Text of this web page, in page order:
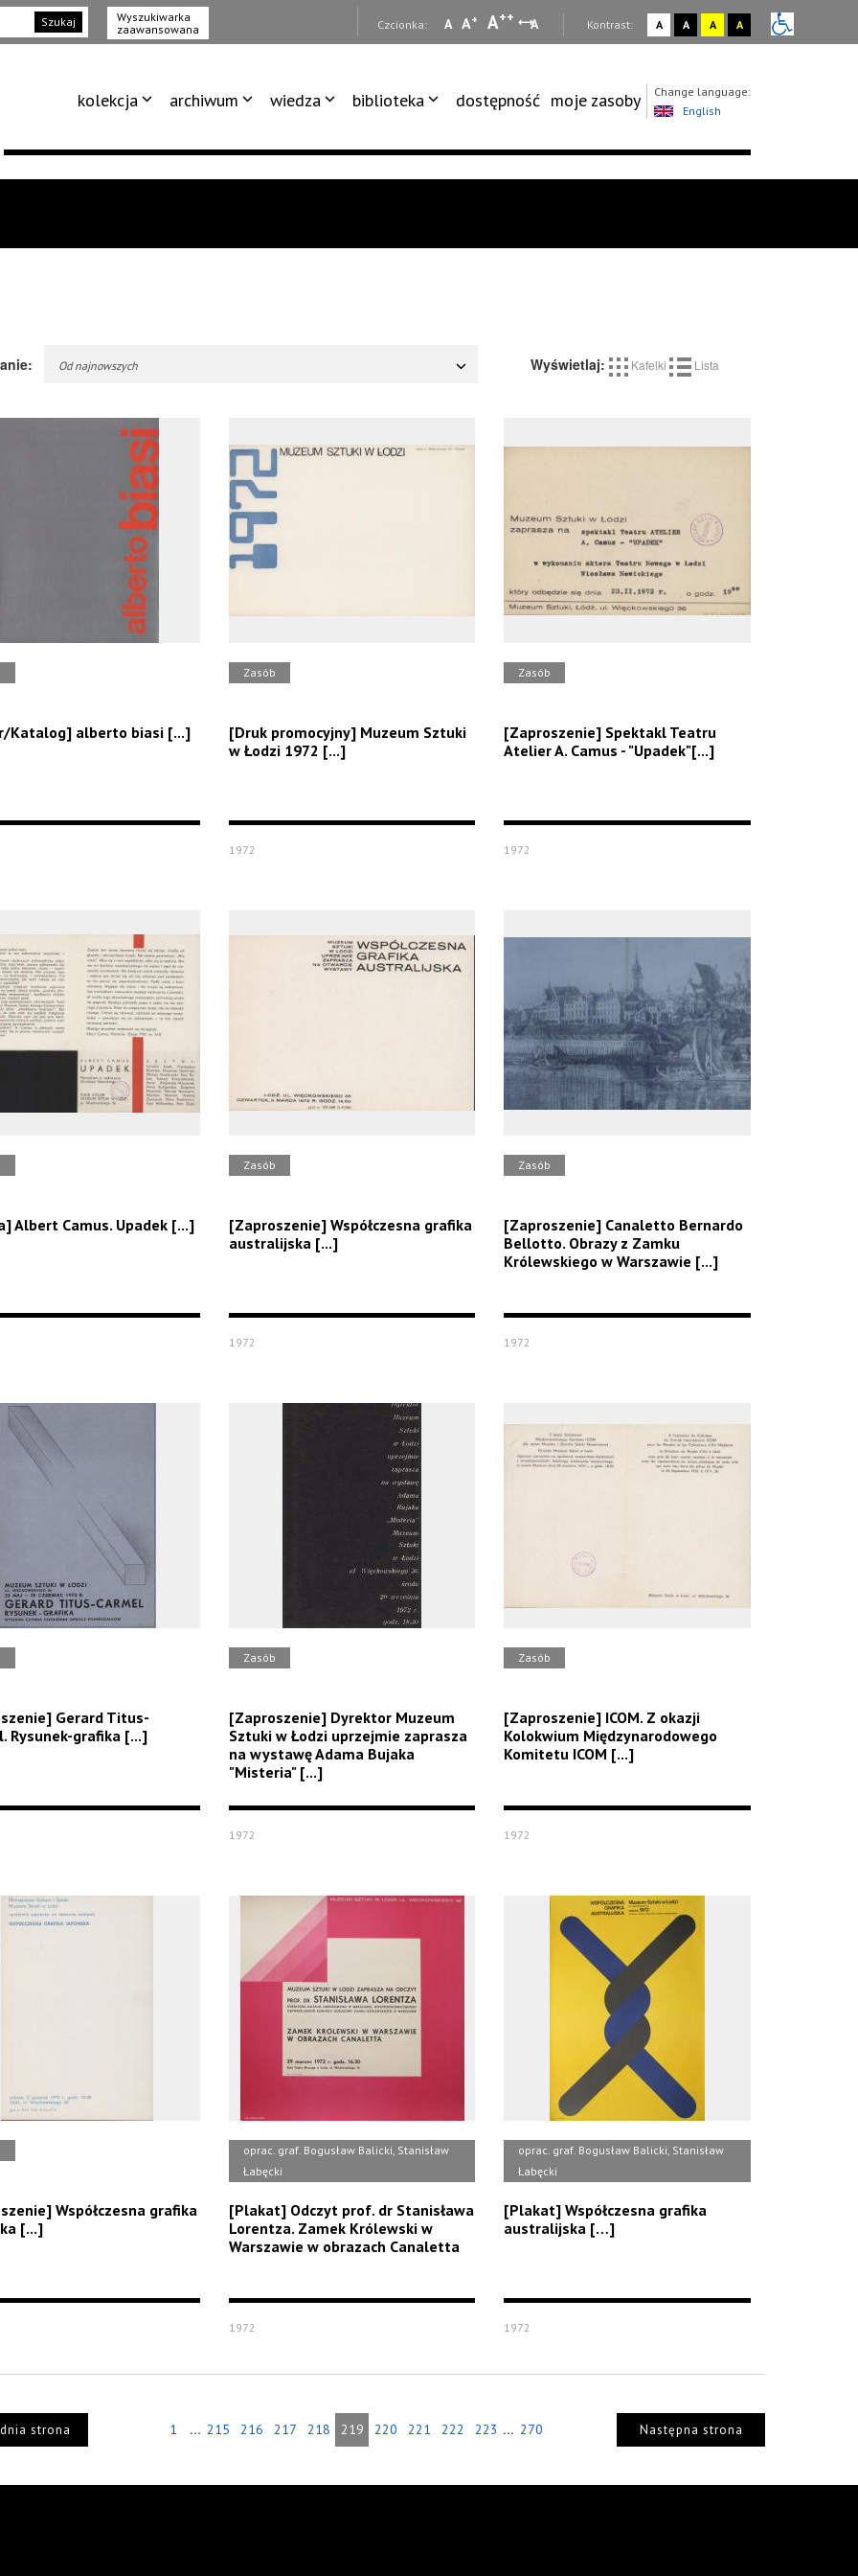
Szukaj
Wyszukiwarka
zaawansowana
Czcionka: A A+ A++ A Kontrast: A A A A
kolekcja archiwum wiedza biblioteka dostępność moje zasoby
Change language:
English
Od najnowszych Wyświetlaj: Kafelki Lista
Katalog] alberto biasi [...]
Zasób
[Druk promocyjny] Muzeum Sztuki
w Łodzi 1972 [...]
1972
Zasób
[Zaproszenie] Spektakl Teatru
Atelier A. Camus - "Upadek"[...]
1972
Albert Camus. Upadek [...]
Zasób
[Zaproszenie] Współczesna grafika
australijska [...]
1972
Zasób
[Zaproszenie] Canaletto Bernardo
Bellotto. Obrazy z Zamku
Królewskiego w Warszawie [...]
1972
Gerard Titus-
Rysunek-grafika [...]
Zasób
[Zaproszenie] Dyrektor Muzeum
Sztuki w Łodzi uprzejmie zaprasza
na wystawę Adama Bujaka
"Misteria" [...]
1972
Zasób
[Zaproszenie] ICOM. Z okazji
Kolokwium Międzynarodowego
Komitetu ICOM [...]
1972
Współczesna grafika
[...]
oprac. graf. Bogusław Balicki, Stanisław
Łabęcki
[Plakat] Odczyt prof. dr Stanisława
Lorentza. Zamek Królewski w
Warszawie w obrazach Canaletta
1972
oprac. graf. Bogusław Balicki, Stanisław
Łabęcki
[Plakat] Współczesna grafika
australijska […]
1972
strona 1 ... 215 216 217 218 219 220 221 222 223 ... 270 Następna strona